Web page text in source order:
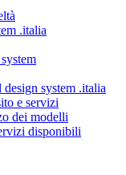
.italia
system .italia
e servizi
dei modelli
disponibili